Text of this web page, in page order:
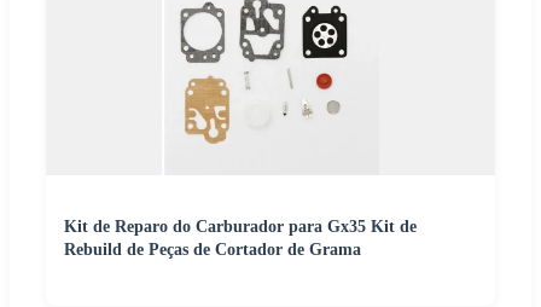
Kit de Reparo do Carburador para Gx35 Kit de
Rebuild de Peças de Cortador de Grama